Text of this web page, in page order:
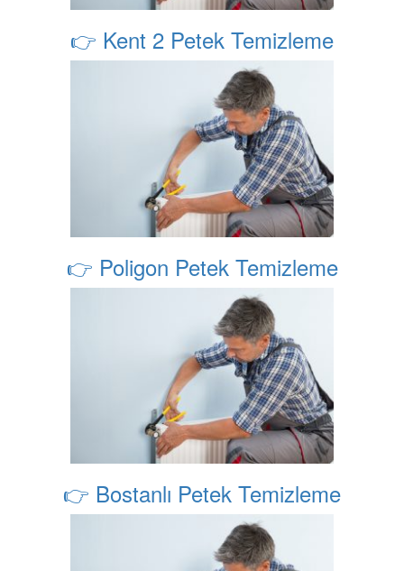
👉 Kent 2 Petek Temizleme
👉 Poligon Petek Temizleme
👉 Bostanlı Petek Temizleme